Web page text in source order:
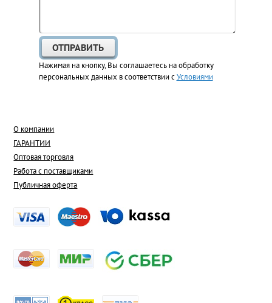
Нажимая на кнопку, Вы соглашаетесь на обработку
персональных данных в соответствии сУсловиями
О компании
ГАРАНТИИ
Оптовая торговля
Работа с поставщиками
Публичная оферта